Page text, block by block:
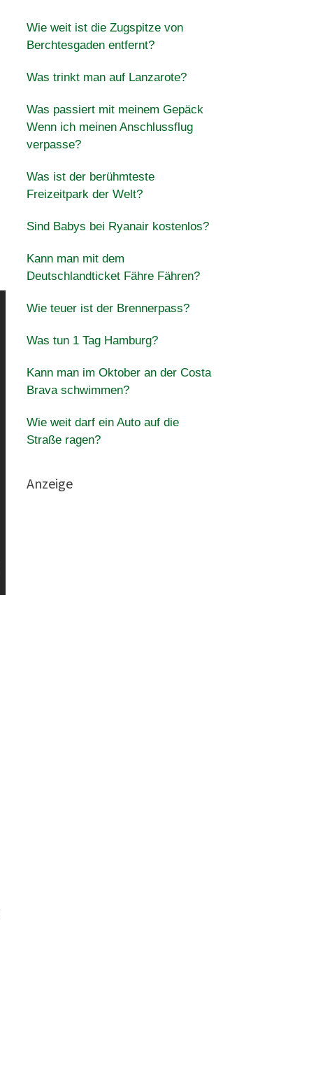
Wie weit ist die Zugspitze von
Berchtesgaden entfernt?
Was trinkt man auf Lanzarote?
Was passiert mit meinem Gepäck
Wenn ich meinen Anschlussflug
verpasse?
Was ist der berühmteste
Freizeitpark der Welt?
Sind Babys bei Ryanair kostenlos?
Kann man mit dem
Deutschlandticket Fähre Fähren?
Wie teuer ist der Brennerpass?
Was tun 1 Tag Hamburg?
Kann man im Oktober an der Costa
Brava schwimmen?
Wie weit darf ein Auto auf die
Straße ragen?
Anzeige